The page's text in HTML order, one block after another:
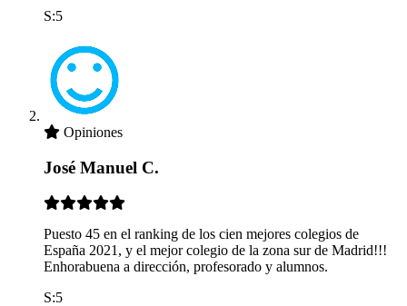
S:5
Opiniones
José Manuel C.
Puesto 45 en el ranking de los cien mejores colegios de
España 2021, y el mejor colegio de la zona sur de Madrid!!!
Enhorabuena a dirección, profesorado y alumnos.
S:5